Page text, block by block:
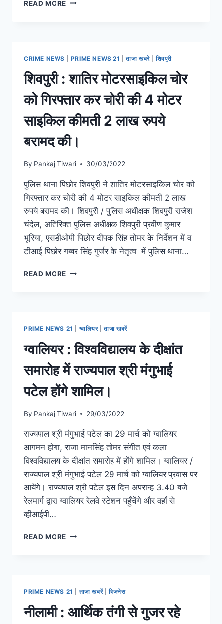
READ MORE
CRIME NEWS PRIME NEWS 21 |ताजा खबरें| शिवपुरी
शिवपुरी : शातिर मोटरसाइकिल चोर
को गिरफ्तार कर चोरी की 4 मोटर
साइकिल कीमती 2 लाख रुपये
बरामद की।
By Pankaj Tiwari 30/03/2022
पुलिस थाना पिछोर शिवपुरी ने शातिर मोटरसाइकिल चोर को
गिरफ्तार कर चोरी की 4 मोटर साइकिल कीमती 2 लाख
रुपये बरामद की। शिवपुरी / पुलिस अधीक्षक शिवपुरी राजेश
चंदेल, अतिरिक्त पुलिस अधीक्षक शिवपुरी प्रवीण कुमार
भूरिया, एसडीओपी पिछोर दीपक सिंह तोमर के निर्देशन में व
टीआई पिछोर गब्बर सिंह गुर्जर के नेतृत्व में पुलिस थाना…
READ MORE
PRIME NEWS 21 ग्वालियर|ताजा खबरें
ग्वालियर : विश्वविद्यालय के दीक्षांत
समारोह में राज्यपाल श्री मंगुभाई
पटेल होंगे शामिल।
By Pankaj Tiwari 29/03/2022
राज्यपाल श्री मंगुभाई पटेल का 29 मार्च को ग्वालियर
आगमन होगा, राजा मानसिंह तोमर संगीत एवं कला
विश्वविद्यालय के दीक्षांत समारोह में होंगे शामिल। ग्वालियर /
राज्यपाल श्री मंगुभाई पटेल 29 मार्च को ग्वालियर प्रवास पर
आयेंगे। राज्यपाल श्री पटेल इस दिन अपरान्ह 3.40 बजे
रेलमार्ग द्वारा ग्वालियर रेलवे स्टेशन पहुँचेंगे और वहाँ से
व्हीआईपी…
READ MORE
PRIME NEWS 21 ताजा खबरें| बिजनेस
नीलामी : आर्थिक तंगी से गुजर रहे